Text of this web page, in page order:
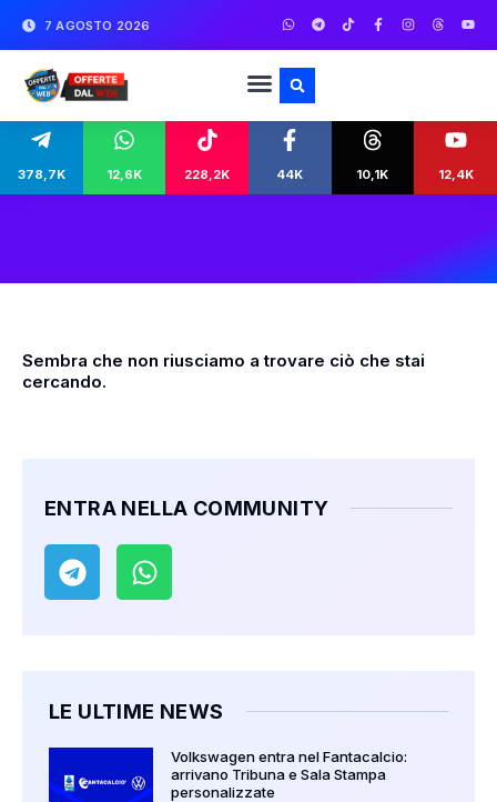
7 AGOSTO 2026
378,7K 12,6K 228,2K 44K 10,1K 12,4K
Sembra che non riusciamo a trovare ciò che stai
cercando.
ENTRA NELLA COMMUNITY
LE ULTIME NEWS
Volkswagen entra nel Fantacalcio:
arrivano Tribuna e Sala Stampa
personalizzate